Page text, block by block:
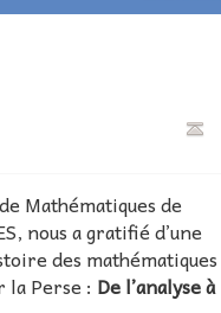
Mathématiques de
nous a gratifié d’une
des mathématiques
la Perse : De l’analyse à